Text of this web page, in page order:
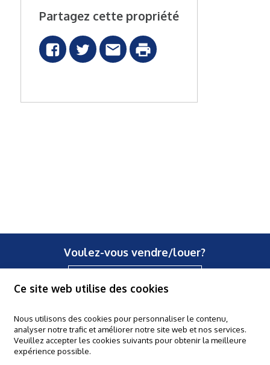
Partagez cette propriété
Voulez-vous vendre/louer?
Claes & Willems - Halle
Basiliekstraat 58, 1500 Hal
Ce site web utilise des cookies
Nous utilisons des cookies pour personnaliser le contenu,
analyser notre trafic et améliorer notre site web et nos services.
Veuillez accepter les cookies suivants pour obtenir la meilleure
expérience possible.